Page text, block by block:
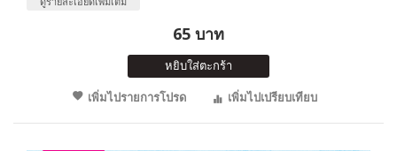
65 บาท
หยิบใส่ตะกร้า
เพิ่มไปรายการโปรด
เพิ่มไปเปรียบเทียบ